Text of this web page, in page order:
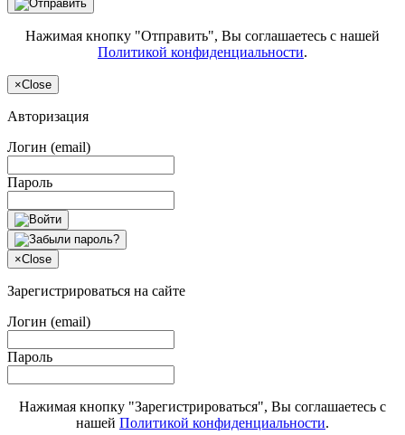
Нажимая кнопку "Отправить", Вы соглашаетесь с нашей
Политикой конфиденциальности.
×Close
Авторизация
Логин (email)
Пароль
×Close
Зарегистрироваться на сайте
Логин (email)
Пароль
Нажимая кнопку "Зарегистрироваться", Вы соглашаетесь с
нашей Политикой конфиденциальности.